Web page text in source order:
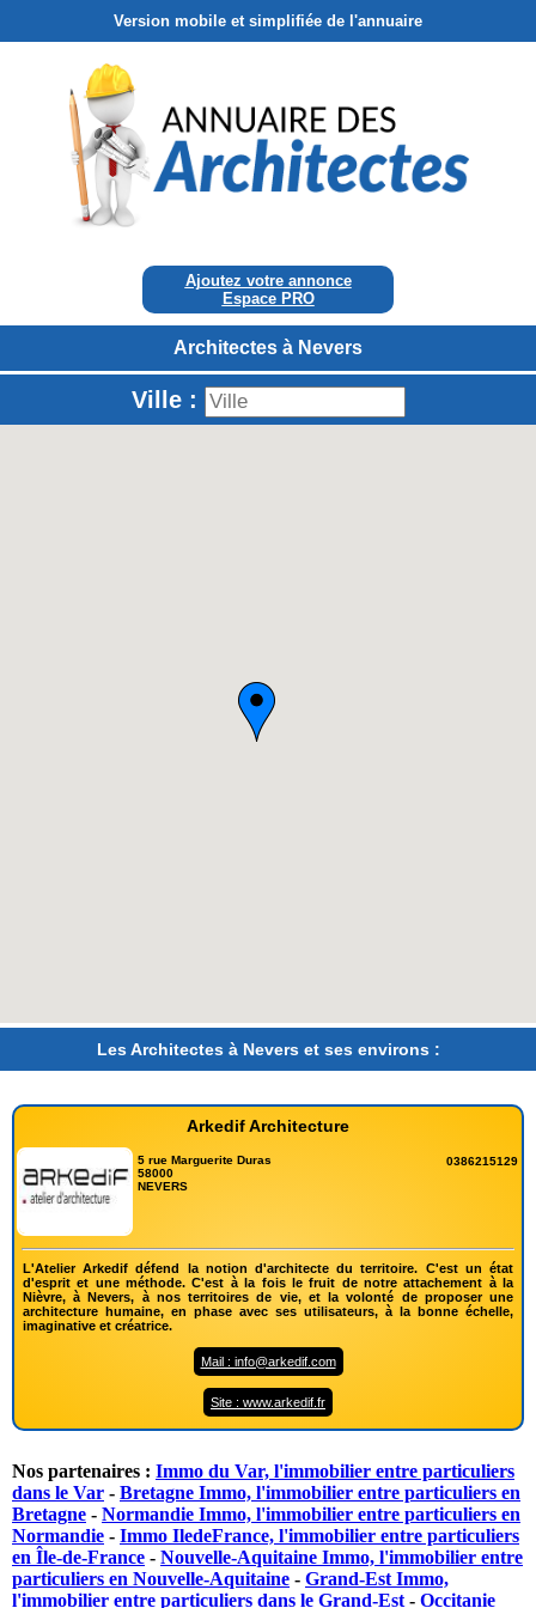
Version mobile et simplifiée de l'annuaire
Ajoutez votre annonce
Espace PRO
Architectes à Nevers
Ville :
Les Architectes à Nevers et ses environs :
Arkedif Architecture
5 rue Marguerite Duras
58000
NEVERS
0386215129
L'Atelier Arkedif défend la notion d'architecte du territoire. C'est un état
d'esprit et une méthode. C'est à la fois le fruit de notre attachement à la
Nièvre, à Nevers, à nos territoires de vie, et la volonté de proposer une
architecture humaine, en phase avec ses utilisateurs, à la bonne échelle,
imaginative et créatrice.
Mail : info@arkedif.com
Site : www.arkedif.fr
Nos partenaires : Immo du Var, l'immobilier entre particuliers
dans le Var - Bretagne Immo, l'immobilier entre particuliers en
Bretagne - Normandie Immo, l'immobilier entre particuliers en
Normandie - Immo IledeFrance, l'immobilier entre particuliers
en Île-de-France - Nouvelle-Aquitaine Immo, l'immobilier entre
particuliers en Nouvelle-Aquitaine - Grand-Est Immo,
l'immobilier entre particuliers dans le Grand-Est - Occitanie